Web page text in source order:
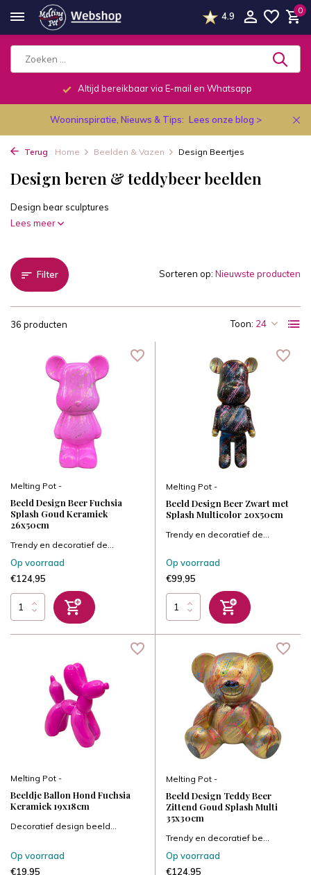
4.9
0
Telefonisch dagelijks van 9.00 tot 19.00u.
Wooninspiratie, Nieuws & Tips: Lees onze blog >
Terug Home Beelden & Vazen Design Beertjes
Design beren & teddybeer beelden
Design bear sculptures
Lees meer
Filter
36 producten Toon:
Sorteren op:
Melting Pot -
Beeld Design Beer Fuchsia
Splash Goud Keramiek
26x50cm
Trendy en decoratief de...
Op voorraad
€124,95
Melting Pot -
Beeld Design Beer Zwart met
Splash Multicolor 20x50cm
Trendy en decoratief de...
Op voorraad
€99,95
Melting Pot -
Beeldje Ballon Hond Fuchsia
Keramiek 19x18cm
Decoratief design beeld...
Op voorraad
€19,95
Melting Pot -
Beeld Design Teddy Beer
Zittend Goud Splash Multi
35x30cm
Trendy en decoratief be...
Op voorraad
€124,95